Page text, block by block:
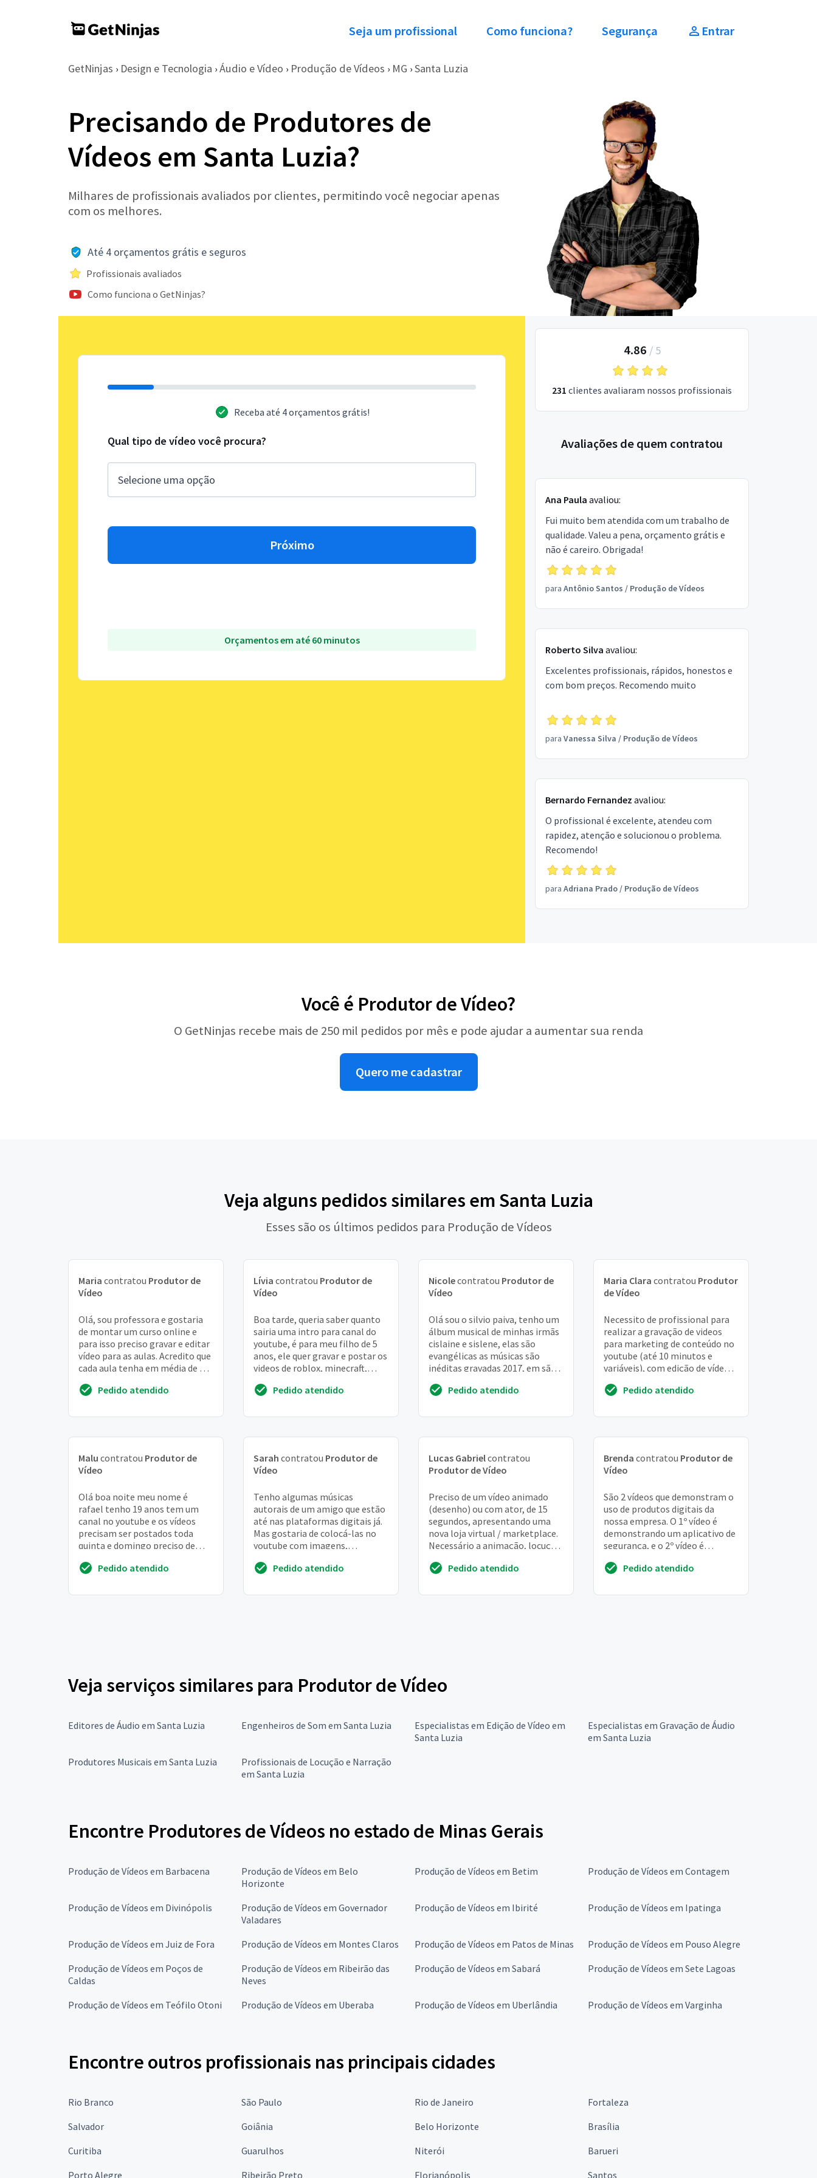
Seja um profissional Como funciona? Segurança Entrar
GetNinjas › Design e Tecnologia › Áudio e Vídeo › Produção de Vídeos › MG › Santa Luzia
Precisando de Produtores de
Vídeos em Santa Luzia?
Milhares de profissionais avaliados por clientes, permitindo você negociar apenas
com os melhores.
Até 4 orçamentos grátis e seguros
Profissionais avaliados
Como funciona o GetNinjas?
Receba até 4 orçamentos grátis!
Qual tipo de vídeo você procura?
Próximo
Orçamentos em até 60 minutos
4.86 / 5
231 clientes avaliaram nossos profissionais
Avaliações de quem contratou
Ana Paula avaliou:
Fui muito bem atendida com um trabalho de
qualidade. Valeu a pena, orçamento grátis e
não é careiro. Obrigada!
para Antônio Santos / Produção de Vídeos
Roberto Silva avaliou:
Excelentes profissionais, rápidos, honestos e
com bom preços. Recomendo muito
para Vanessa Silva / Produção de Vídeos
Bernardo Fernandez avaliou:
O profissional é excelente, atendeu com
rapidez, atenção e solucionou o problema.
Recomendo!
para Adriana Prado/ Produção de Vídeos
Você é Produtor de Vídeo?
O GetNinjas recebe mais de 250 mil pedidos por mês e pode ajudar a aumentar sua renda
Quero me cadastrar
Veja alguns pedidos similares em Santa Luzia
Esses são os últimos pedidos para Produção de Vídeos
Maria contratou Produtor de
Vídeo
Olá, sou professora e gostaria
de montar um curso online e
para isso preciso gravar e editar
vídeo para as aulas. Acredito que
cada aula tenha em média de 30
Pedido atendido
Lívia contratou Produtor de
Vídeo
Boa tarde, queria saber quanto
sairia uma intro para canal do
youtube, é para meu filho de 5
anos, ele quer gravar e postar os
videos de roblox, minecraft,
para...Pedido atendido
Nicolecontratou Produtor de
Vídeo
Olá sou o silvio paiva, tenho um
álbum musical de minhas irmãs
cislaine e sislene, elas são
evangélicas as músicas são
inéditas gravadas 2017, em são
existe um...
Pedido atendido
Maria Clara contratou Produtor
de Vídeo
Necessito de profissional para
realizar a gravação de videos
para marketing de conteúdo no
youtube (até 10 minutos e
variáveis), com edição de vídeo e
extração ...
Pedido atendido
Malu contratou Produtor de
Vídeo
Olá boa noite meu nome é
rafael tenho 19 anos tem um
canal no youtube e os vídeos
precisam ser postados toda
quinta e domingo preciso de
vídeosPedido atendido
Sarah contratou Produtor de
Vídeo
Tenho algumas músicas
autorais de um amigo que estão
até nas plataformas digitais já.
Mas gostaria de colocá-las no
youtube com imagens,
Pedido atendido
Lucas Gabrielcontratou
Produtor de Vídeo
Preciso de um vídeo animado
(desenho) ou com ator, de 15
segundos, apresentando uma
nova loja virtual / marketplace.
Necessário a animação, locução
Pedido atendido
Brenda contratou Produtor de
Vídeo
São 2 vídeos que demonstram o
uso de produtos digitais da
nossa empresa. O 1º vídeo é
demonstrando um aplicativo de
segurança, e o 2º vídeo é
de câmeras. Vídeo...
Pedido atendido
Veja serviços similares para Produtor de Vídeo
Editores de Áudio em Santa Luzia Engenheiros de Som em Santa Luzia
Especialistas em Edição de Vídeo em
Santa Luzia
Especialistas em Gravação de Áudio
em Santa Luzia
Produtores Musicais em Santa Luzia
Profissionais de Locução e Narração
em Santa Luzia
Encontre Produtores de Vídeos no estado de Minas Gerais
Produção de Vídeos em Barbacena
Produção de Vídeos em Belo
Horizonte
Produção de Vídeos em Betim Produção de Vídeos em Contagem
Produção de Vídeos em Divinópolis
Produção de Vídeos em Governador
Valadares
Produção de Vídeos em Ibirité Produção de Vídeos em Ipatinga
Produção de Vídeos em Juiz de Fora Produção de Vídeos em Montes Claros Produção de Vídeos em Patos de Minas
Produção de Vídeos em Pouso Alegre
Produção de Vídeos em Poços de
Caldas
Produção de Vídeos em Ribeirão das
Neves
Produção de Vídeos em Sabará Produção de Vídeos em Sete Lagoas
Produção de Vídeos em Teófilo Otoni Produção de Vídeos em Uberaba Produção de Vídeos em Uberlândia Produção de Vídeos em Varginha
Encontre outros profissionais nas principais cidades
Rio Branco São Paulo Rio de Janeiro
Fortaleza
Salvador
Goiânia Belo Horizonte
Brasília
Curitiba
Guarulhos Niterói
Barueri
Porto Alegre
Ribeirão Preto Florianópolis Santos